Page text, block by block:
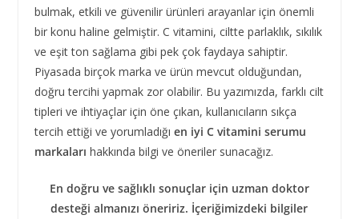
bulmak, etkili ve güvenilir ürünleri arayanlar için önemli
bir konu haline gelmiştir. C vitamini, ciltte parlaklık, sıkılık
ve eşit ton sağlama gibi pek çok faydaya sahiptir.
Piyasada birçok marka ve ürün mevcut olduğundan,
doğru tercihi yapmak zor olabilir. Bu yazımızda, farklı cilt
tipleri ve ihtiyaçlar için öne çıkan, kullanıcıların sıkça
tercih ettiği ve yorumladığı en iyi C vitamini serumu
markaları hakkında bilgi ve öneriler sunacağız.
En doğru ve sağlıklı sonuçlar için uzman doktor
desteği almanızı öneririz. İçeriğimizdeki bilgiler